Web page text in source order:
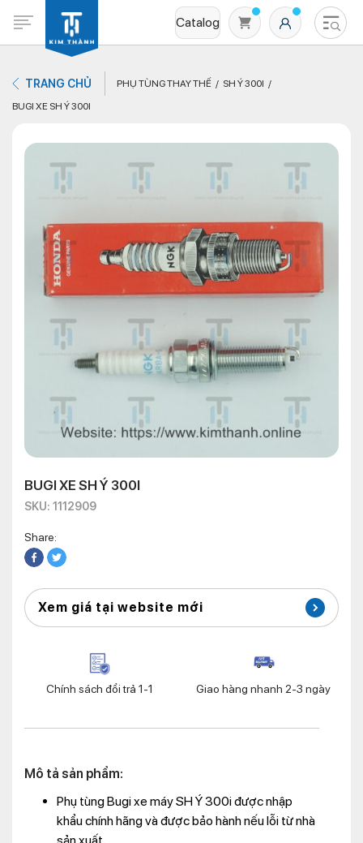
Catalog
Không có sản phẩm nào trong giỏ hàng
TRANG CHỦ PHỤ TÙNG THAY THẾ
SH Ý 300I
BUGI XE SH Ý 300I
BUGI XE SH Ý 300I
SKU: 1112909
Share:
Xem giá tại website mới
Chính sách đổi trả 1-1 Giao hàng nhanh 2-3 ngày
Mô tả sản phẩm:
Phụ tùng Bugi xe máy SH Ý 300i được nhập
khẩu chính hãng và được bảo hành nếu lỗi từ nhà